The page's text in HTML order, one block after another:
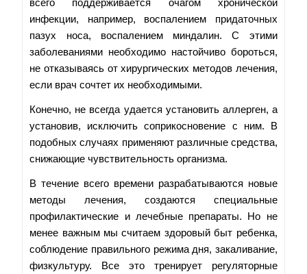
всего поддерживается очагом хронической
инфекции, например, воспалением придаточных
пазух носа, воспалением миндалин. С этими
заболеваниями необходимо настойчиво бороться,
не отказываясь от хирургических методов лечения,
если врач сочтет их необходимыми.
Конечно, не всегда удается установить аллерген, а
установив, исключить соприкосновение с ним. В
подобных случаях применяют различные средства,
снижающие чувствительность организма.
В течение всего времени разрабатываются новые
методы лечения, создаются специальные
профилактические и лечебные препараты. Но не
менее важным мы считаем здоровый быт ребенка,
соблюдение правильного режима дня, закаливание,
физкультуру. Все это тренирует регуляторные